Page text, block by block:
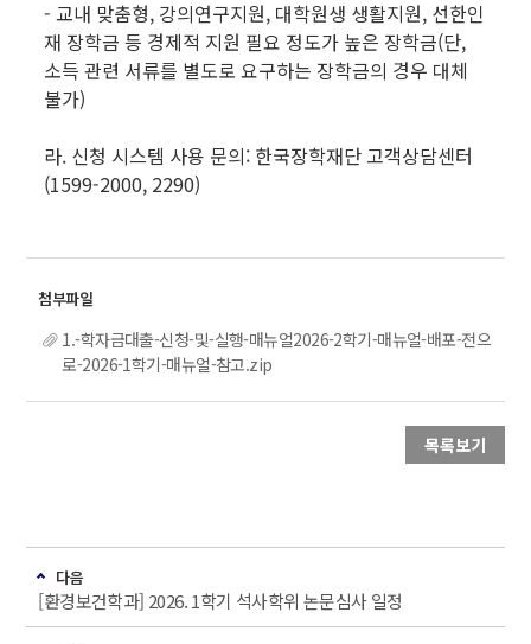
- 교내 맞춤형, 강의연구지원, 대학원생 생활지원, 선한인
재 장학금 등 경제적 지원 필요 정도가 높은 장학금(단,
소득 관련 서류를 별도로 요구하는 장학금의 경우 대체
불가)
라. 신청 시스템 사용 문의: 한국장학재단 고객상담센터
(1599-2000, 2290)
1.-학자금대출-신청-및-실행-매뉴얼2026-2학기-매뉴얼-배포-전으
로-2026-1학기-매뉴얼-참고.zip
목록보기
다음
[환경보건학과] 2026. 1학기 석사학위 논문심사 일정